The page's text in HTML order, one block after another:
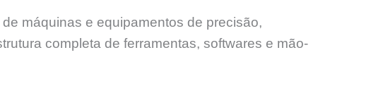
máquinas e equipamentos de precisão,
completa de ferramentas, softwares e mão-